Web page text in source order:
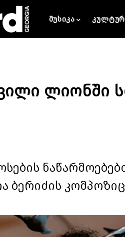
მუსიკა
ბერიძის